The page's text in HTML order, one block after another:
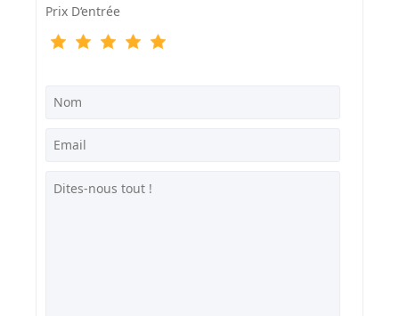
Prix D‘entrée